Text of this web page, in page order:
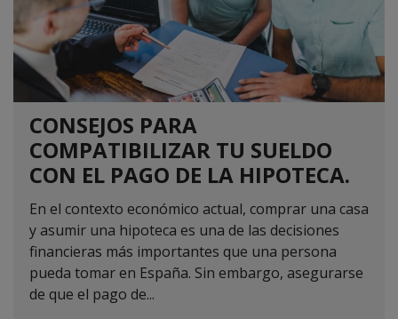
CONSEJOS PARA
COMPATIBILIZAR TU SUELDO
CON EL PAGO DE LA HIPOTECA.
En el contexto económico actual, comprar una casa
y asumir una hipoteca es una de las decisiones
financieras más importantes que una persona
pueda tomar en España. Sin embargo, asegurarse
de que el pago de...